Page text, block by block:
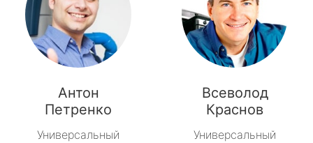
Антон
Петренко
Универсальный
Всеволод
Краснов
Универсальный